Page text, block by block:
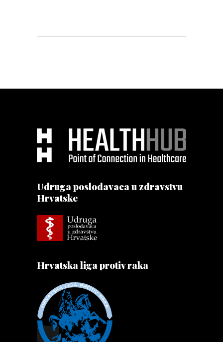
Udruga poslodavaca u zdravstvu
Hrvatske
Hrvatska liga protiv raka